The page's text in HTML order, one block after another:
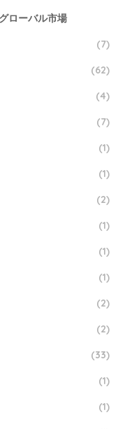
ローバル市場
(7)
(62)
(4)
(7)
(1)
(1)
(2)
(1)
(1)
(1)
(2)
(2)
(33)
(1)
(1)